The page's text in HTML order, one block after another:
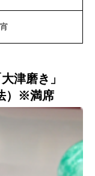
大津磨き」
）※満席